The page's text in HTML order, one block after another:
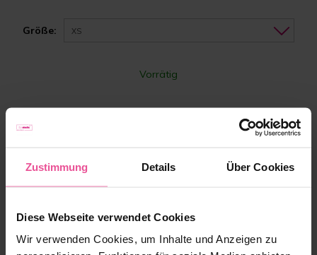
Zustimmung Details Über Cookies
Diese Webseite verwendet Cookies
Wir verwenden Cookies, um Inhalte und Anzeigen zu
Größe: XS
Vorrätig
- Zum Warenkorb hinzufügen